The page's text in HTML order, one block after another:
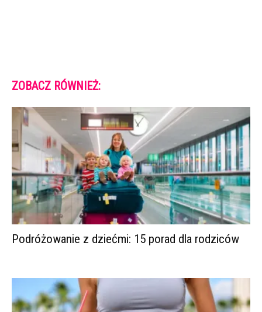
ZOBACZ RÓWNIEŻ:
Podróżowanie z dziećmi: 15 porad dla rodziców